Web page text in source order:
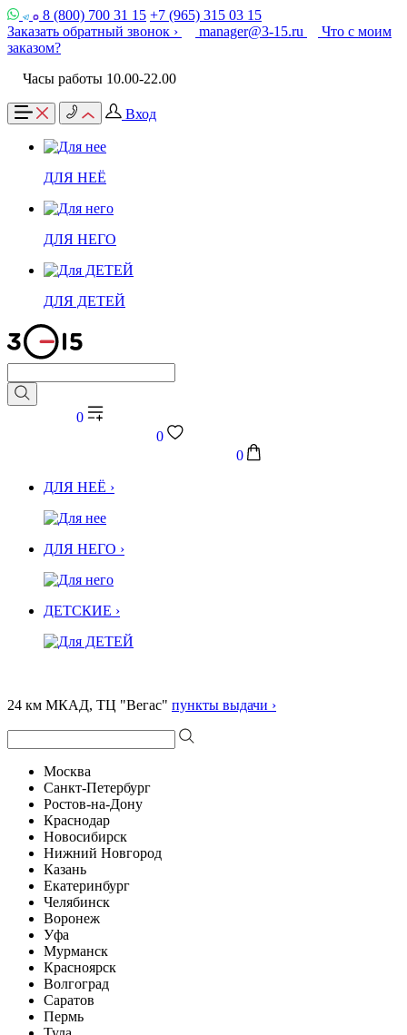
8 (800) 700 31 15 +7 (965) 315 03 15
Заказать обратный звонок ›
manager@3-15.ru
Что с моим
заказом?
Часы работы 10.00-22.00
Вход
ДЛЯ НЕЁ
ДЛЯ НЕГО
ДЛЯ ДЕТЕЙ
0
0
0
ДЛЯ НЕЁ ›
ДЛЯ НЕГО ›
ДЕТСКИЕ ›
24 км МКАД, ТЦ "Вегас" пункты выдачи ›
Москва
Санкт-Петербург
Ростов-на-Дону
Краснодар
Новосибирск
Нижний Новгород
Казань
Екатеринбург
Челябинск
Воронеж
Уфа
Мурманск
Красноярск
Волгоград
Саратов
Пермь